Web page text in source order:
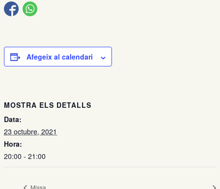
Afegeix al calendari
MOSTRA ELS DETALLS
Data:
23 octubre, 2021
Hora:
20:00 - 21:00